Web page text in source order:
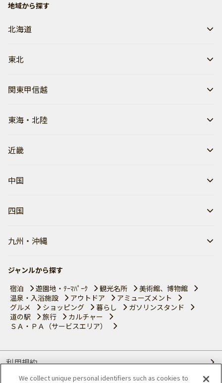
地域から探す
北海道
東北
関東甲信越
東海・北陸
近畿
中国
四国
九州・沖縄
ジャンルから探す
宿泊
遊園地・ﾃｰﾏﾊﾟｰｸ 観光名所
美術館、博物館
温泉・入浴施設
アウトドア
アミューズメント
グルメ
ショッピング 暮らし
ガソリンスタンド
道の駅
旅行
カルチャー
ＳＡ・ＰＡ（サービスエリア）
利用規約
We collect unique personal identifiers such as cookies to